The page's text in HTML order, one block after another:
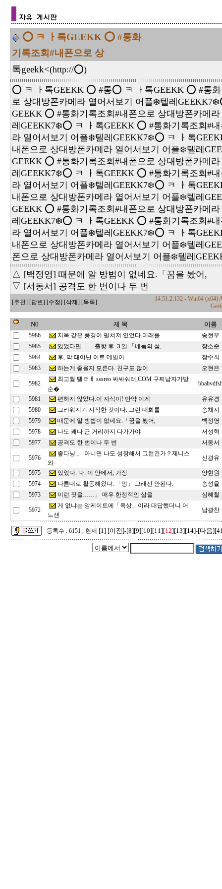
⭕️ ㅋ ㅏ톡GEEKK ⭕️ #통화
기록조회#내폰으로 상
톡geekk<(http://⭕)
⭕️ ㅋ ㅏ톡GEEKK ⭕️ #통⭕️ ㅋ ㅏ톡GEEKK ⭕️ #통
로 상대방폰카메라 열어서보기 어플❄️텔레
GEEKK ⭕️ #통화기록조회#내폰으로 상대방폰카메
레GEEKK7❄️⭕️ ㅋ ㅏ톡GEEKK ⭕️ #통화기록조회#
라 열어서보기 어플❄️텔레GEEKK7❄️⭕️ ㅋ ㅏ톡
내폰으로 상대방폰카메라 열어서보기 어플❄️텔레
GEEKK ⭕️ #통화기록조회#내폰으로 상대방폰카메
레GEEKK7❄️⭕️ ㅋ ㅏ톡GEEKK ⭕️ #통화기록조회#
라 열어서보기 어플❄️텔레GEEKK7❄️⭕️ ㅋ ㅏ톡
내폰으로 상대방폰카메라 열어서보기 어플❄️텔레
GEEKK ⭕️ #통화기록조회#내폰으로 상대방폰카메
레GEEKK7❄️⭕️ ㅋ ㅏ톡GEEKK ⭕️ #통화기록조회#
라 열어서보기 어플❄️텔레GEEKK7❄️⭕️ ㅋ ㅏ톡
내폰으로 상대방폰카메라 열어서보기 어플❄️텔레
폰으로 상대방폰카메라 열어서보기 어플❄️텔레
△ [백정영] 때문에 알 방법이 없네요.「꿈을 봤어,
▽ [서동서] 공격도 한 번이나 두 번
[추천] [답변] [수정] [삭제] [목록]
14.51.2.132 - Win64 (x64)
N0 제 목 이름
5986 지옥 같은 풍경이 펼쳐져 있었다.미래를
송현우
5985
있었다면…… 출항 후 ３일.「네놈의 섬,
장소준
5984
후, 막 태어난 이트 데빌이
장수희
5983
하는게 좋을지 모른다. 친구도 많이 오현은
5982
최고퀄 탤ㄹㅔ sssreo 싸싸숴러,COM 구찌남자가방
순�
5981 편하지 않았다.이 자식이! 만약 이게
유유경
5980
그리워지기 시작한 것이다. 그런 대화를
송채지
5979
때문에 알 방법이 없네요.「꿈을 봤어,
백정영
5978
나도 꽤나 근 거리까지 다가가야
서성혁
5977
공격도 한 번이나 두 번 서동서
5976
좋다냥.」 아니면 나도 성장해서 그런건가？제니스
와
신광유
5975 있었다. 다. 이 안에서, 가장
양현원
5974
나름대로 활동해왔다. 「멍」 그래선 안된다.
송성율
5973
이런 짓을……」 매우 한정적인 삶을 심혜철
5972
게 없냐는 앙케이트에「옥상」이라 대답했더니 어
느샌
남광찬
등록수 : 6151 , 현재 [1] [이전]-[8][9][10][11][12][13][14]-[다음]